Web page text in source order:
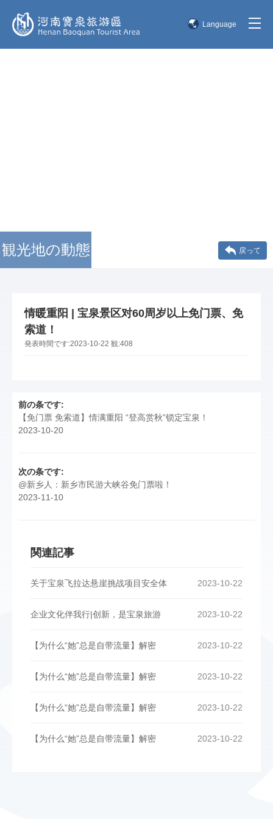
Language
観光地の動態 戻って
情暖重阳 | 宝泉景区对60周岁以上免门票、免
索道！
発表時間です:2023-10-22 観:408
前の条です:
【免门票 免索道】情满重阳 “登高赏秋”锁定宝泉！
2023-10-20
次の条です:
@新乡人：新乡市民游大峡谷免门票啦！
2023-11-10
関連記事
2023-10-22
关于宝泉飞拉达悬崖挑战项目安全体
2023-10-22
企业文化伴我行|创新，是宝泉旅游
2023-10-22
【为什么“她”总是自带流量】解密
2023-10-22
【为什么“她”总是自带流量】解密
2023-10-22
【为什么“她”总是自带流量】解密
2023-10-22
【为什么“她”总是自带流量】解密